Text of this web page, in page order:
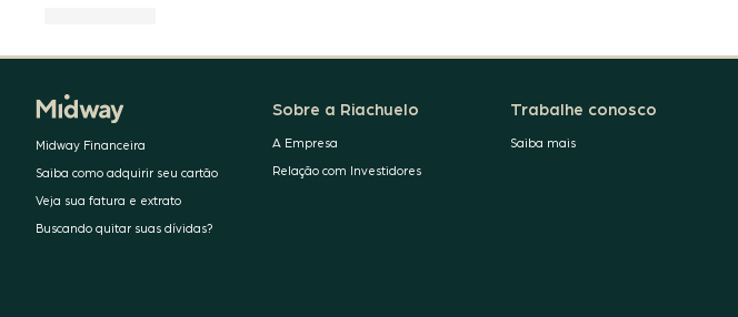
Midway Financeira
Saiba como adquirir seu cartão
Veja sua fatura e extrato
Buscando quitar suas dívidas?
Sobre a Riachuelo
A Empresa
Relação com Investidores
Trabalhe conosco
Saiba mais